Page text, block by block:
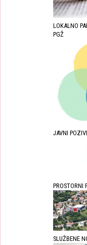
LOKALNO
PGŽ
JAVNI POZIVI
PROSTORNI
SLUŽBENE